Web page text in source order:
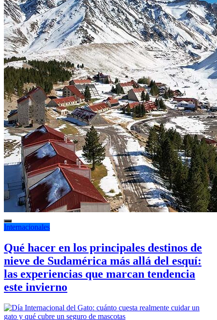
Internacionales
Qué hacer en los principales destinos de
nieve de Sudamérica más allá del esquí:
las experiencias que marcan tendencia
este invierno